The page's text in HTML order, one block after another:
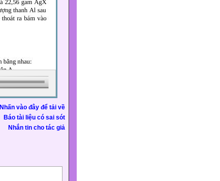
Nhấn vào đây để tải về
Báo tài liệu có sai sót
Nhắn tin cho tác giả